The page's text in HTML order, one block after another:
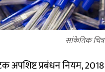
सांकेतिक चित्र
अपशिष्ट प्रबंधन नियम, 2018